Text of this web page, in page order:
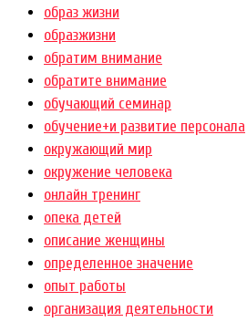
образ жизни
образжизни
обратим внимание
обратите внимание
обучающий семинар
обучение+и развитие персонала
окружающий мир
окружение человека
онлайн тренинг
опека детей
описание женщины
определенное значение
опыт работы
организация деятельности